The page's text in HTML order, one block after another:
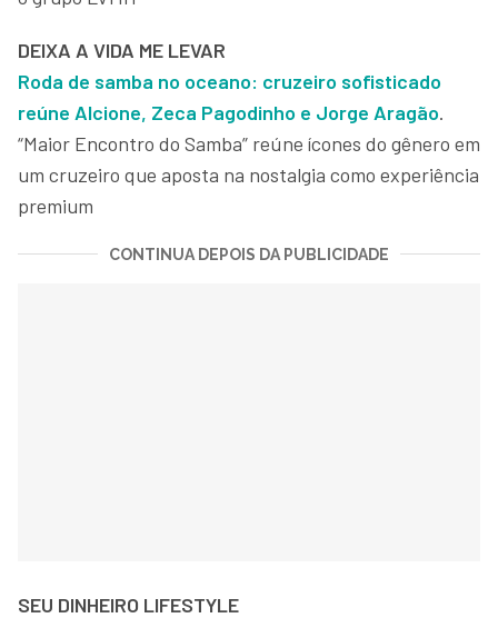
DEIXA A VIDA ME LEVAR
Roda de samba no oceano: cruzeiro sofisticado
reúne Alcione, Zeca Pagodinho e Jorge Aragão.
“Maior Encontro do Samba” reúne ícones do gênero em
um cruzeiro que aposta na nostalgia como experiência
premium
CONTINUA DEPOIS DA PUBLICIDADE
SEU DINHEIRO LIFESTYLE